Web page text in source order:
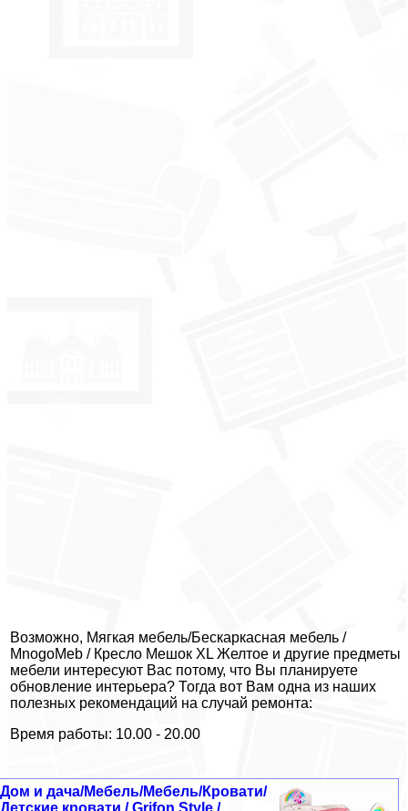
Возможно, Мягкая мебель/Бескаркасная мебель /
MnogoMeb / Кресло Мешок XL Желтое и другие предметы
мебели интересуют Вас потому, что Вы планируете
обновление интерьера? Тогда вот Вам одна из наших
полезных рекомендаций на случай ремонта:
Время работы: 10.00 - 20.00
Дом и дача/Мебель/Мебель/Кровати/